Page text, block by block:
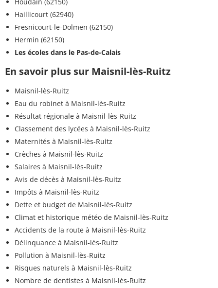
Houdain (62150)
Haillicourt (62940)
Fresnicourt-le-Dolmen (62150)
Hermin (62150)
Les écoles dans le Pas-de-Calais
En savoir plus sur Maisnil-lès-Ruitz
Maisnil-lès-Ruitz
Eau du robinet à Maisnil-lès-Ruitz
Résultat régionale à Maisnil-lès-Ruitz
Classement des lycées à Maisnil-lès-Ruitz
Maternités à Maisnil-lès-Ruitz
Crèches à Maisnil-lès-Ruitz
Salaires à Maisnil-lès-Ruitz
Avis de décès à Maisnil-lès-Ruitz
Impôts à Maisnil-lès-Ruitz
Dette et budget de Maisnil-lès-Ruitz
Climat et historique météo de Maisnil-lès-Ruitz
Accidents de la route à Maisnil-lès-Ruitz
Délinquance à Maisnil-lès-Ruitz
Pollution à Maisnil-lès-Ruitz
Risques naturels à Maisnil-lès-Ruitz
Nombre de dentistes à Maisnil-lès-Ruitz